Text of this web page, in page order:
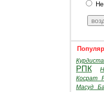
РПК
Косрат
Масуд